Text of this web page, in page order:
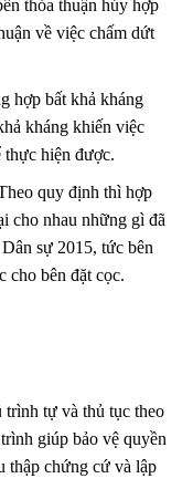
thỏa thuận hủy hợp
về việc chấm dứt
hợp bất khả kháng
kháng khiến việc
thực hiện được.
quy định thì hợp
cho nhau những gì đã
sự 2015, tức bên
cho bên đặt cọc.
trình tự và thủ tục theo
giúp bảo vệ quyền
thập chứng cứ và lập